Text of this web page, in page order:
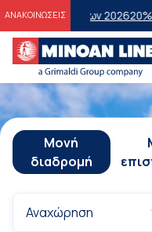
ΑΝΑΚΟΙΝΩΣΕΙΣ
202620% έκπτωση στην
Μονή
διαδρομή